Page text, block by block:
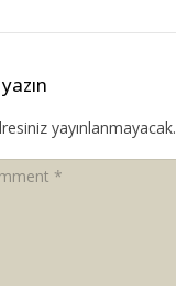
yayınlanmayacak.